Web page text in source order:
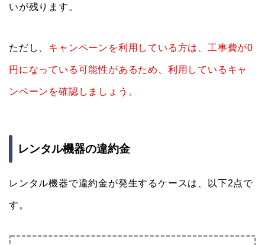
いが残ります。
ただし、 キャンペーンを利用している方は、工事費が0
円になっている可能性があるため、利用しているキャ
ンペーンを確認しましょう。
レンタル機器の違約金
レンタル機器で違約金が発生するケースは、以下2点で
す。